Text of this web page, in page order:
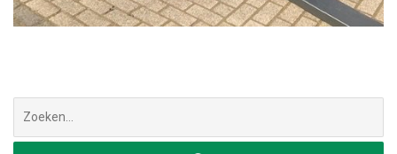
naar: